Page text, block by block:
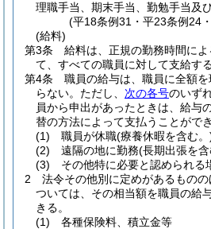
理職手当、期末手当、勤勉手当及
(平18条例31・平23条例24
(給料)
第3条
給料は、正規の勤務時間に
て、すべての職員に対して支給する
第4条
職員の給与は、職員に全額
らない。 ただし、 次の各号のいず
員から申出があったときは、給与
替の方法によって支払うことができ
(1)
職員が休職(療養休暇を含む。
(2)
遠隔の地に勤務(長期出張を
(3)
その他特に必要と認められる
2
法令その他別に定めがあるもの
ついては、その相当額を職員の給
きる。
(1)
各種保険料、積立金等